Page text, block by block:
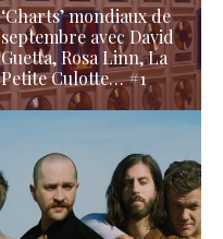
‘Charts’ mondiaux de
septembre avec David
Guetta, Rosa Linn, La
Petite Culotte… #1